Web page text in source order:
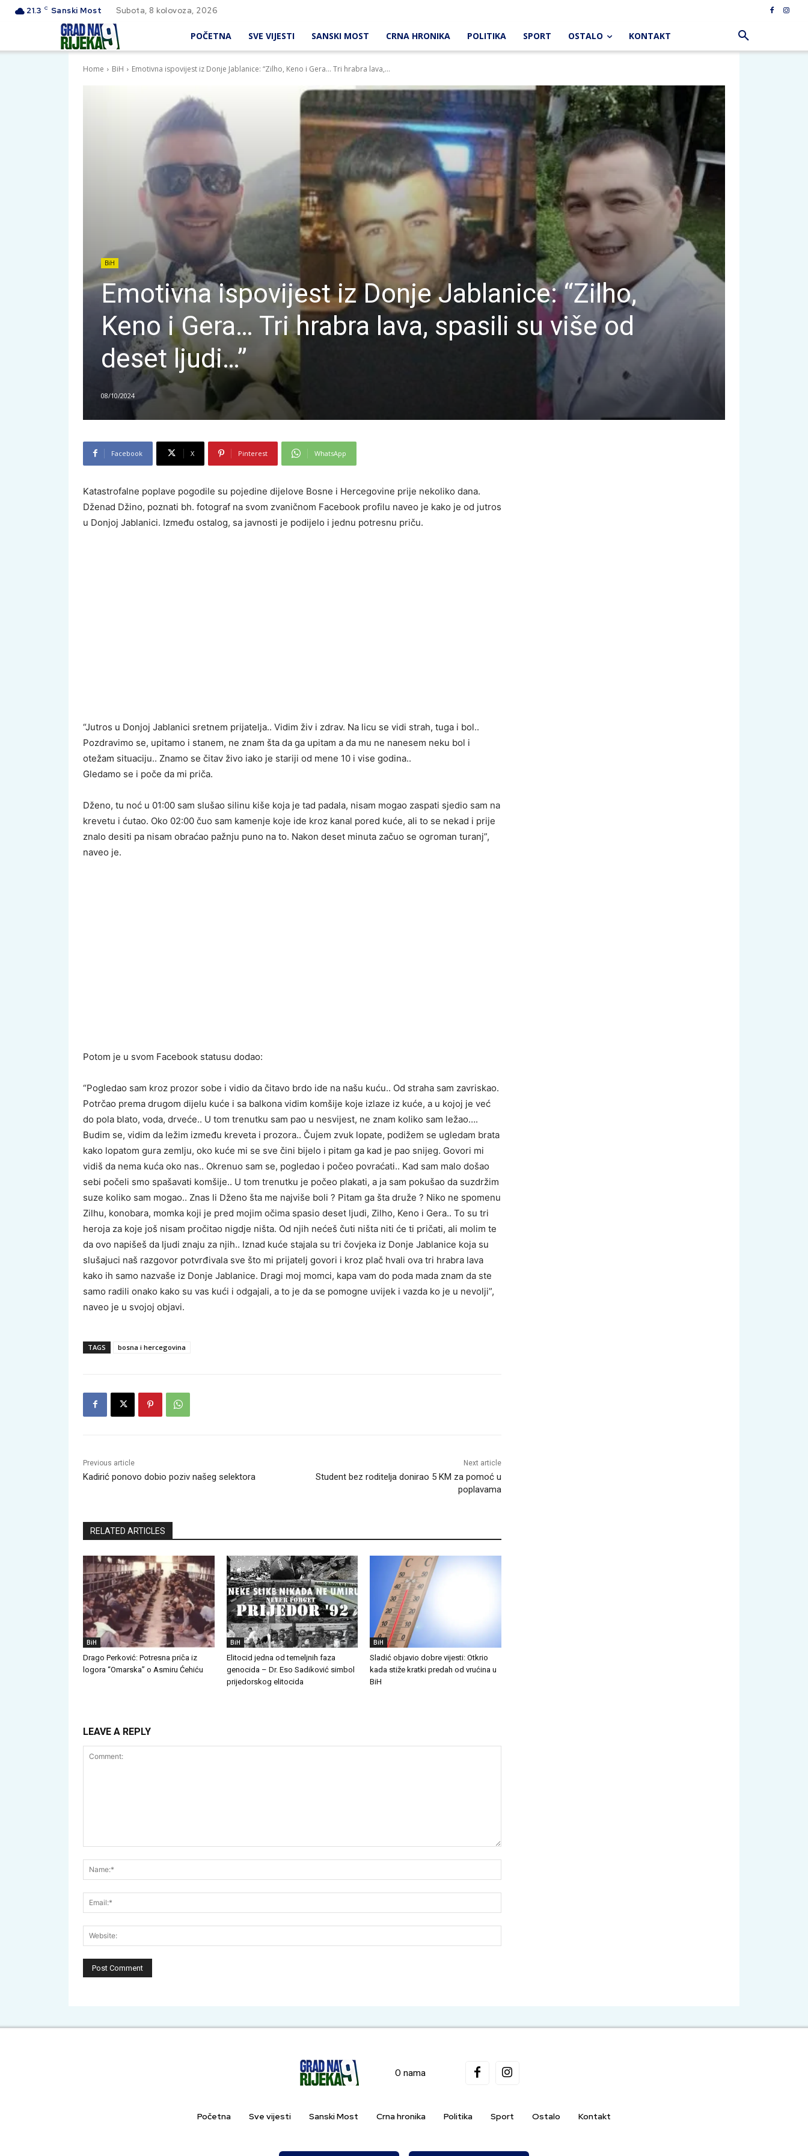
21.3 C Sanski Most Subota, 8 kolovoza, 2026
POČETNA SVE VIJESTI SANSKI MOST CRNA HRONIKA POLITIKA SPORT OSTALO KONTAKT
Home BiH Emotivna ispovijest iz Donje Jablanice: “Zilho, Keno i Gera… Tri hrabra lava,...
BiH
Emotivna ispovijest iz Donje Jablanice: “Zilho,
Keno i Gera… Tri hrabra lava, spasili su više od
deset ljudi…”
08/10/2024
Facebook X Pinterest WhatsApp
Katastrofalne poplave pogodile su pojedine dijelove Bosne i Hercegovine prije nekoliko dana.
Dženad Džino, poznati bh. fotograf na svom zvaničnom Facebook profilu naveo je kako je od jutros
u Donjoj Jablanici. Između ostalog, sa javnosti je podijelo i jednu potresnu priču.
“Jutros u Donjoj Jablanici sretnem prijatelja.. Vidim živ i zdrav. Na licu se vidi strah, tuga i bol..
Pozdravimo se, upitamo i stanem, ne znam šta da ga upitam a da mu ne nanesem neku bol i
otežam situaciju.. Znamo se čitav živo iako je stariji od mene 10 i vise godina..
Gledamo se i poče da mi priča.
Dženo, tu noć u 01:00 sam slušao silinu kiše koja je tad padala, nisam mogao zaspati sjedio sam na
krevetu i ćutao. Oko 02:00 čuo sam kamenje koje ide kroz kanal pored kuće, ali to se nekad i prije
znalo desiti pa nisam obraćao pažnju puno na to. Nakon deset minuta začuo se ogroman turanj”,
naveo je.
Potom je u svom Facebook statusu dodao:
“Pogledao sam kroz prozor sobe i vidio da čitavo brdo ide na našu kuću.. Od straha sam zavriskao.
Potrčao prema drugom dijelu kuće i sa balkona vidim komšije koje izlaze iz kuće, a u kojoj je već
do pola blato, voda, drveće.. U tom trenutku sam pao u nesvijest, ne znam koliko sam ležao….
Budim se, vidim da ležim između kreveta i prozora.. Čujem zvuk lopate, podižem se ugledam brata
kako lopatom gura zemlju, oko kuće mi se sve čini bijelo i pitam ga kad je pao snijeg. Govori mi
vidiš da nema kuća oko nas.. Okrenuo sam se, pogledao i počeo povraćati.. Kad sam malo došao
sebi počeli smo spašavati komšije.. U tom trenutku je počeo plakati, a ja sam pokušao da suzdržim
suze koliko sam mogao.. Znas li Dženo šta me najviše boli ? Pitam ga šta druže ? Niko ne spomenu
Zilhu, konobara, momka koji je pred mojim očima spasio deset ljudi, Zilho, Keno i Gera.. To su tri
heroja za koje još nisam pročitao nigdje ništa. Od njih nećeš čuti ništa niti će ti pričati, ali molim te
da ovo napišeš da ljudi znaju za njih.. Iznad kuće stajala su tri čovjeka iz Donje Jablanice koja su
slušajuci naš razgovor potvrđivala sve što mi prijatelj govori i kroz plač hvali ova tri hrabra lava
kako ih samo nazvaše iz Donje Jablanice. Dragi moj momci, kapa vam do poda mada znam da ste
samo radili onako kako su vas kući i odgajali, a to je da se pomogne uvijek i vazda ko je u nevolji”,
naveo je u svojoj objavi.
TAGS bosna i hercegovina
Previous article
Kadirić ponovo dobio poziv našeg selektora
Next article
Student bez roditelja donirao 5 KM za pomoć u
poplavama
RELATED ARTICLES
BiH
Drago Perković: Potresna priča iz
logora “Omarska” o Asmiru Ćehiću
BiH
Elitocid jedna od temeljnih faza
genocida – Dr. Eso Sadiković simbol
prijedorskog elitocida
BiH
Sladić objavio dobre vijesti: Otkrio
kada stiže kratki predah od vrućina u
BiH
LEAVE A REPLY
O nama
Početna Sve vijesti Sanski Most Crna hronika Politika Sport Ostalo Kontakt